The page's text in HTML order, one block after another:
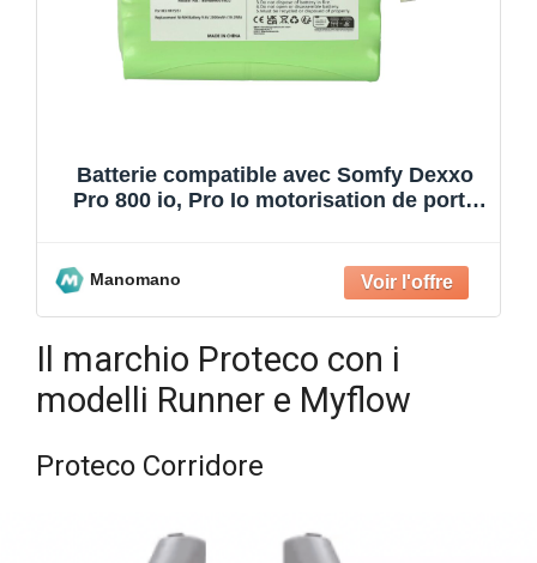
Batterie compatible avec Somfy Dexxo
Pro 800 io, Pro Io motorisation de porte
Manomano
Il marchio Proteco con i
modelli Runner e Myflow
Proteco Corridore